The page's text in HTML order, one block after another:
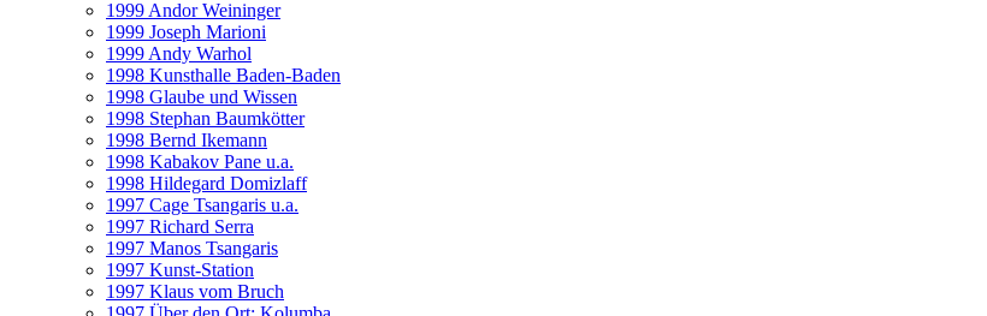
1999 Andor Weininger
1999 Joseph Marioni
1999 Andy Warhol
1998 Kunsthalle Baden-Baden
1998 Glaube und Wissen
1998 Stephan Baumkötter
1998 Bernd Ikemann
1998 Kabakov Pane u.a.
1998 Hildegard Domizlaff
1997 Cage Tsangaris u.a.
1997 Richard Serra
1997 Manos Tsangaris
1997 Kunst-Station
1997 Klaus vom Bruch